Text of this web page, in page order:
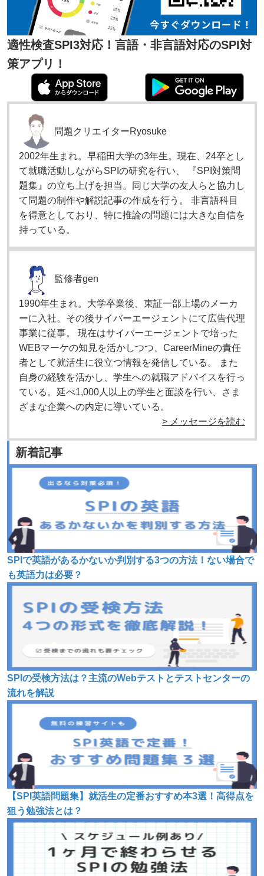
適性検査SPI3対応！言語・非言語対応のSPI対
策アプリ！
問題クリエイターRyosuke
2002年生まれ。早稲田大学の3年生。現在、24卒とし
て就職活動しながらSPIの研究を行い、 『SPI対策問
題集』の立ち上げを担当。同じ大学の友人らと協力し
て問題の制作や解説記事の作成を行う。 非言語科目
を得意としており、特に推論の問題には大きな自信を
持っている。
監修者gen
1990年生まれ。大学卒業後、東証一部上場のメーカ
ーに入社。その後サイバーエージェントにて広告代理
事業に従事。 現在はサイバーエージェントで培った
WEBマーケの知見を活かしつつ、CareerMineの責任
者として就活生に役立つ情報を発信している。 また
自身の経験を活かし、学生への就職アドバイスを行っ
ている。延べ1,000人以上の学生と面談を行い、さま
ざまな企業への内定に導いている。
> メッセージを読む
新着記事
SPIで英語があるかないか判別する3つの方法！ない場合で
も英語力は必要？
SPIの受検方法は？主流のWebテストとテストセンターの
流れを解説
【SPI英語問題集】就活生の定番おすすめ本3選！高得点を
狙う勉強法とは？